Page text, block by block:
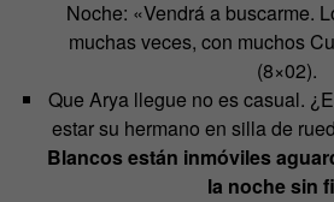
Noche: «Vendrá a buscarme.
muchas veces, con muchos
(8×02).
Que Arya llegue no es casual.
estar su hermano en silla de
Blancos están inmóviles
la noche sin